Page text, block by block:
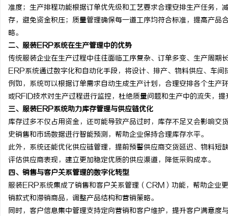
准度；生产排程功能根据订单优先级和工艺要求合理安排生产任务
存，避免资金积压；质量管理确保每一道工序均符合标准，提高产
略。
二、服装ERP系统在生产管理中的优势
传统服装企业在生产过程中往往面临工序复杂、订单多变、生产周
ERP系统通过数字化和自动化手段，将设计、排产、物料供应、车
例如，系统可以根据订单需求自动生成生产计划，合理安排各个生
或RFID技术对生产过程进行监控，杜绝质量问题和生产中的流失，
三、服装ERP系统助力库存管理与供应链优化
库存过多不仅占用资金，还可能导致产品过时，库存不足又会影响
史销售和市场数据进行智能预测，帮助企业保持合理库存水平。
此外，系统还能优化供应链管理，提前预警供应商交货延迟、物料
评估供应商表现，建立更加稳定优质的供应渠道，降低采购成本。
四、销售与客户关系管理的数字化转型
服装ERP系统集成了销售和客户关系管理（CRM）功能，帮助企业
销款式和滞销商品，调整产品结构和营销策略。
同时，客户信息集中管理支持定向营销和客户维护，提升客户满意
武汉配眼镜 上海配眼镜